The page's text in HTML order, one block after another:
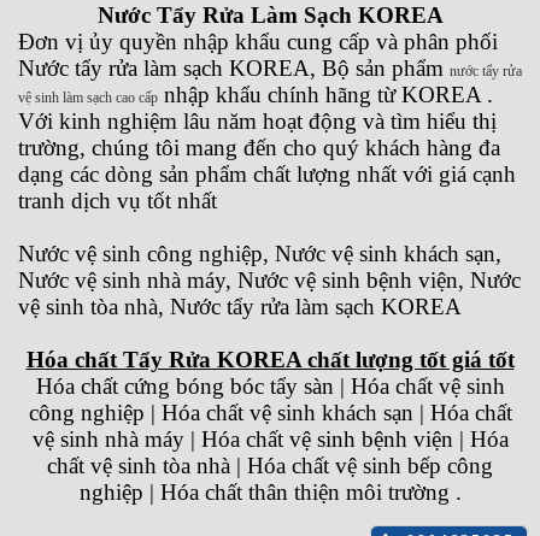
Nước Tẩy Rửa Làm Sạch KOREA
Đơn vị ủy quyền nhập khẩu cung cấp và phân phối
Nước tẩy rửa làm sạch KOREA, Bộ sản phẩm nước tẩy rửa
vệ sinh làm sạch cao cấp nhập khẩu chính hãng từ KOREA .
Với kinh nghiệm lâu năm hoạt động và tìm hiểu thị
trường, chúng tôi mang đến cho quý khách hàng đa
dạng các dòng sản phẩm chất lượng nhất với giá cạnh
tranh dịch vụ tốt nhất
Nước vệ sinh công nghiệp, Nước vệ sinh khách sạn,
Nước vệ sinh nhà máy, Nước vệ sinh bệnh viện, Nước
vệ sinh tòa nhà, Nước tẩy rửa làm sạch KOREA
Hóa chất Tẩy Rửa KOREA chất lượng tốt giá tốt
Hóa chất cứng bóng bóc tẩy sàn | Hóa chất vệ sinh
công nghiệp | Hóa chất vệ sinh khách sạn | Hóa chất
vệ sinh nhà máy | Hóa chất vệ sinh bệnh viện | Hóa
chất vệ sinh tòa nhà | Hóa chất vệ sinh bếp công
nghiệp | Hóa chất thân thiện môi trường .